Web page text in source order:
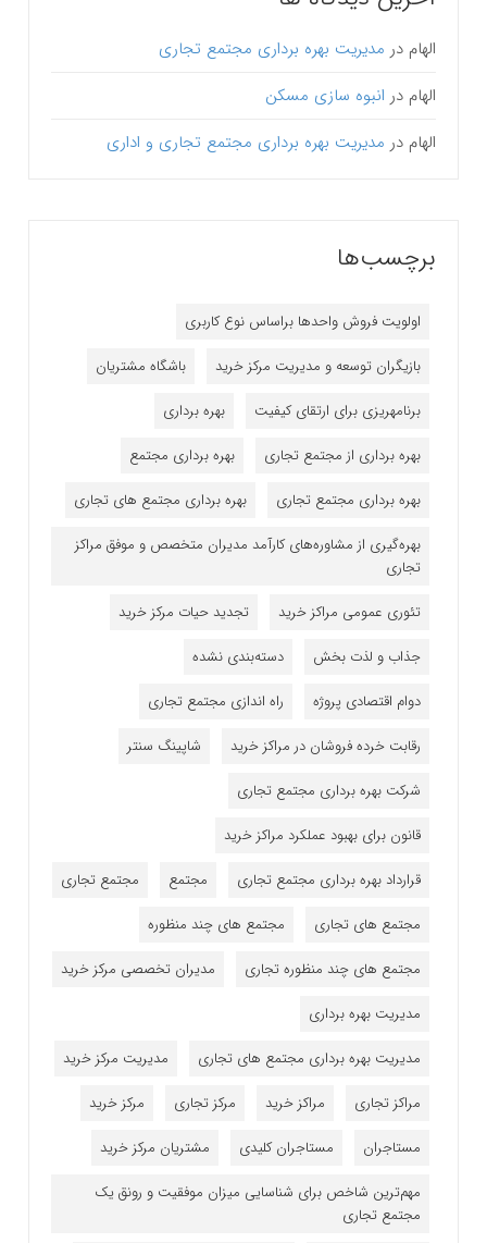
الهام در مدیریت بهره برداری مجتمع تجاری
الهام در انبوه سازی مسکن
الهام در مدیریت بهره برداری مجتمع تجاری و اداری
برچسب‌ها
اولویت فروش واحدها براساس نوع کاربری
بازیگران توسعه و مدیریت مرکز خرید
باشگاه مشتریان
برنامه‎ریزی برای ارتقای کیفیت
بهره برداری
بهره برداری از مجتمع تجاری
بهره برداری مجتمع
بهره برداری مجتمع تجاری
بهره برداری مجتمع های تجاری
بهره‌گیری از مشاوره‌های کارآمد مدیران متخصص و موفق مراکز
تجاری
تئوری عمومی مراکز خرید
تجدید حیات مرکز خرید
جذاب و لذت بخش
دسته‌بندی نشده
دوام اقتصادی پروژه
راه اندازی مجتمع تجاری
رقابت خرده فروشان در مراکز خرید
شاپینگ سنتر
شرکت بهره برداری مجتمع تجاری
قانون برای بهبود عملکرد مراکز خرید
قرارداد بهره برداری مجتمع تجاری
مجتمع
مجتمع تجاری
مجتمع های تجاری
مجتمع های چند منظوره
مجتمع های چند منظوره تجاری
مدیران تخصصی مرکز خرید
مدیریت بهره برداری
مدیریت بهره برداری مجتمع های تجاری
مدیریت مرکز خرید
مراکز تجاری
مراکز خرید مرکز تجاری
مرکز خرید
مستاجران
مستاجران کلیدی
مشتریان مرکز خرید
مهم‌ترین شاخص برای شناسایی میزان موفقیت و رونق یک
مجتمع تجاری